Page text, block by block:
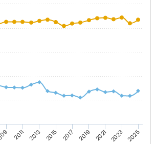
2011 2013 2015 2017 2019 2021 2023 2025